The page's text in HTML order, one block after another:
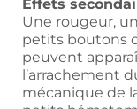
Effets
Une rougeur,
petits boutons
peuvent
l’arrachement
mécanique de